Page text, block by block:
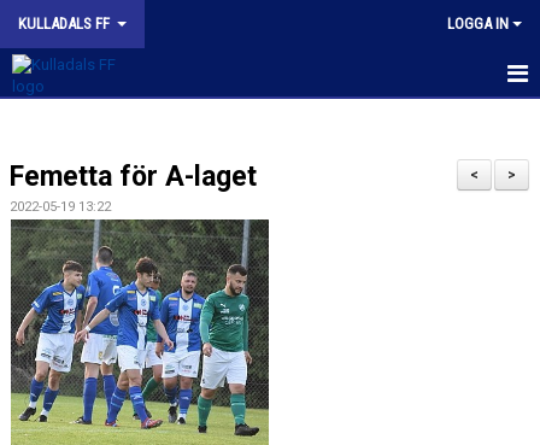
KULLADALS FF LOGGA IN
OM KLUBBEN
NYHETER
KONTAKT
INFORMATION MED POLICY
DOKUMENT
BILDGALLERI
>
<
Femetta för A-laget
2022-05-19 13:22